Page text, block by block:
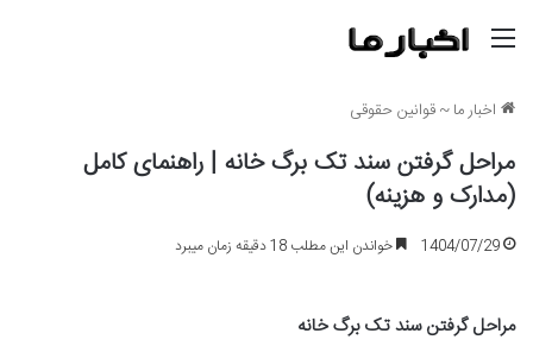
اخبار ما~قوانین حقوقی
مراحل گرفتن سند تک برگ خانه | راهنمای کامل
(مدارک و هزینه)
1404/07/29 خواندن این مطلب 18 دقیقه زمان میبرد
مراحل گرفتن سند تک برگ خانه